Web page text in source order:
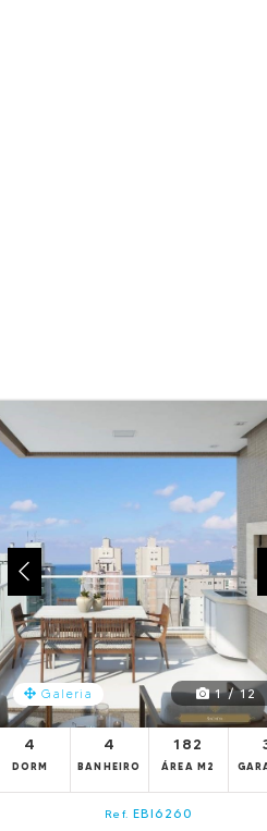
Galeria 1 / 12
4
DORM
4
BANHEIRO
182
ÁREA M2
Ref. EBI6260